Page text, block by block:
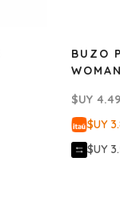
BUZO
WOMAN
$UY
$UY
$UY